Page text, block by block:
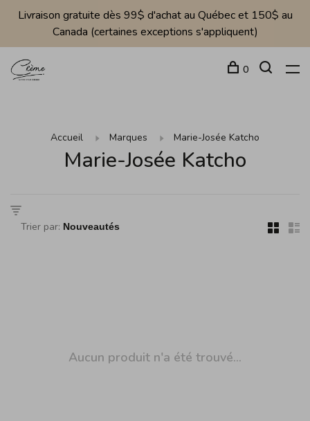
Livraison gratuite dès 99$ d'achat au Québec et 150$ au
Canada (certaines exceptions s'appliquent)
0
Accueil Marques Marie-Josée Katcho
Marie-Josée Katcho
Trier par:
Aucun produit n'a été trouvé...